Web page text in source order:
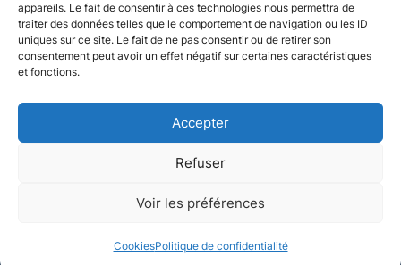
appareils. Le fait de consentir à ces technologies nous permettra de
traiter des données telles que le comportement de navigation ou les ID
uniques sur ce site. Le fait de ne pas consentir ou de retirer son
consentement peut avoir un effet négatif sur certaines caractéristiques
et fonctions.
Accepter
Refuser
Voir les préférences
CookiesPolitique de confidentialité
Conception et réalisation :Plate